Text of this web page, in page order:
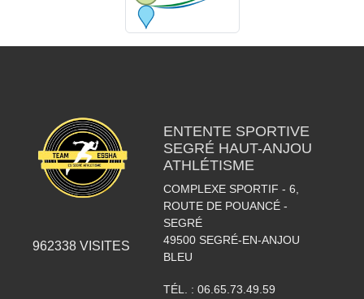
962338 VISITES
ENTENTE SPORTIVE
SEGRÉ HAUT-ANJOU
ATHLÉTISME
COMPLEXE SPORTIF - 6,
ROUTE DE POUANCÉ -
SEGRÉ
49500 SEGRÉ-EN-ANJOU
BLEU
TÉL. : 06.65.73.49.59